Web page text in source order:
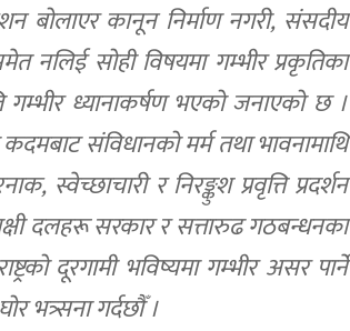
बोलाएर कानून निर्माण नगरी, संसदीय
नलिई सोही विषयमा गम्भीर प्रकृतिका
गम्भीर ध्यानाकर्षण भएको जनाएको छ ।
संविधानको मर्म तथा भावनामाथि
स्वेच्छाचारी र निरङ्कुश प्रवृत्ति प्रदर्शन
दलहरू सरकार र सत्तारुढ गठबन्धनका
दूरगामी भविष्यमा गम्भीर असर पार्ने
भत्र्सना गर्दछौँ ।